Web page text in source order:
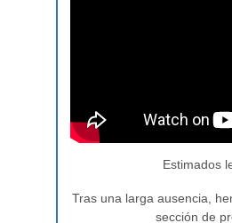
Estimados
Tras una larga ausencia,
sección de